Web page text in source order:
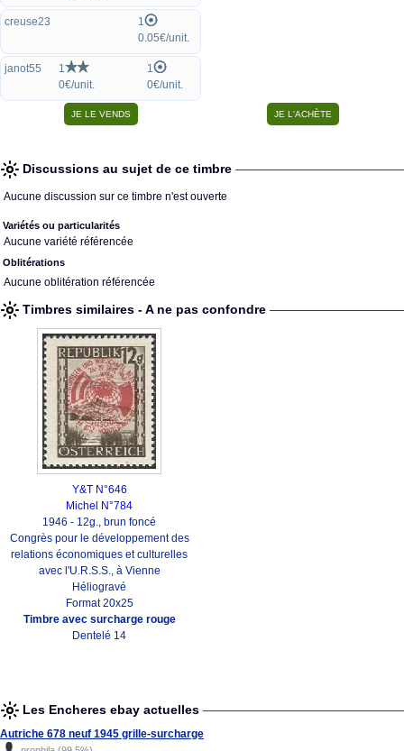
creuse23
1
0.05€/unit.
janot55
1
0€/unit.
1
0€/unit.
Discussions au sujet de ce timbre
Aucune discussion sur ce timbre n'est ouverte
Variétés ou particularités
Aucune variété référencée
Oblitérations
Aucune oblitération référencée
Timbres similaires - A ne pas confondre
Y&T N°646
Michel N°784
1946 - 12g., brun foncé
Congrès pour le développement des
relations économiques et culturelles
avec l'U.R.S.S., à Vienne
Héliogravé
Format 20x25
Timbre avec surcharge rouge
Dentelé 14
Les Encheres ebay actuelles
Autriche 678 neuf 1945 grille-surcharge